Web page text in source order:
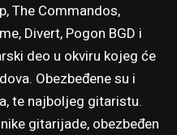
The Commandos,
Divert, Pogon BGD i
deo u okviru kojeg će
Obezbeđene su i
te najboljeg gitaristu.
gitarijade, obezbeđen